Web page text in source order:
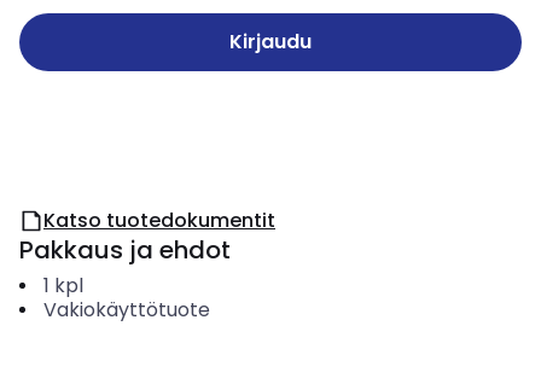
Kirjaudu
Katso tuotedokumentit
Pakkaus ja ehdot
1 kpl
Vakiokäyttötuote